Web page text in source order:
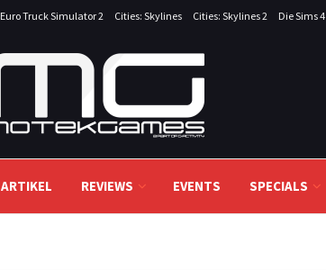
Euro Truck Simulator 2 Cities: Skylines Cities: Skylines 2 Die Sims 4
ARTIKEL REVIEWS EVENTS SPECIALS